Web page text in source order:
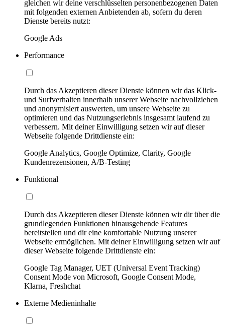
gleichen wir deine verschlüsselten personenbezogenen Daten
mit folgenden externen Anbietenden ab, sofern du deren
Dienste bereits nutzt:
Google Ads
Performance
Durch das Akzeptieren dieser Dienste können wir das Klick-
und Surfverhalten innerhalb unserer Webseite nachvollziehen
und anonymisiert auswerten, um unsere Webseite zu
optimieren und das Nutzungserlebnis insgesamt laufend zu
verbessern. Mit deiner Einwilligung setzen wir auf dieser
Webseite folgende Drittdienste ein:
Google Analytics, Google Optimize, Clarity, Google
Kundenrezensionen, A/B-Testing
Funktional
Durch das Akzeptieren dieser Dienste können wir dir über die
grundlegenden Funktionen hinausgehende Features
bereitstellen und dir eine komfortable Nutzung unserer
Webseite ermöglichen. Mit deiner Einwilligung setzen wir auf
dieser Webseite folgende Drittdienste ein:
Google Tag Manager, UET (Universal Event Tracking)
Consent Mode von Microsoft, Google Consent Mode,
Klarna, Freshchat
Externe Medieninhalte